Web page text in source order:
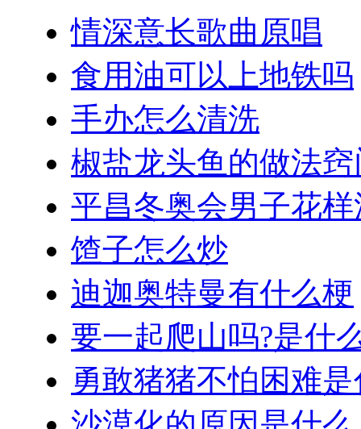
情深意长歌曲原唱
食用油可以上地铁吗
手办怎么清洗
椒盐龙头鱼的做法窍
平昌冬奥会男子花
馇子怎么炒
迪迦奥特曼有什么梗
要一起爬山吗?是什
勇敢猪猪不怕困难